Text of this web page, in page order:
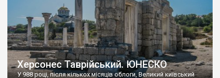
Херсонес Таврійський. ЮНЕСКО
У 988 році, після кількох місяців облоги, Великий київський